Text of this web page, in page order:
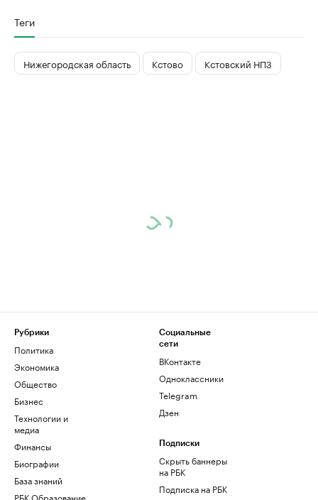
Теги
Нижегородская область Кстово Кстовский НПЗ
Рубрики
Политика
Экономика
Общество
Бизнес
Технологии и
медиа
Финансы
Биографии
База знаний
РБК Образование
Социальные
сети
ВКонтакте
Одноклассники
Telegram
Дзен
Подписки
Скрыть баннеры
на РБК
Подписка на РБК